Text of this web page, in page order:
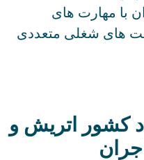
با مهارت ‌های
‌های شغلی متعددی
کشور اتریش و